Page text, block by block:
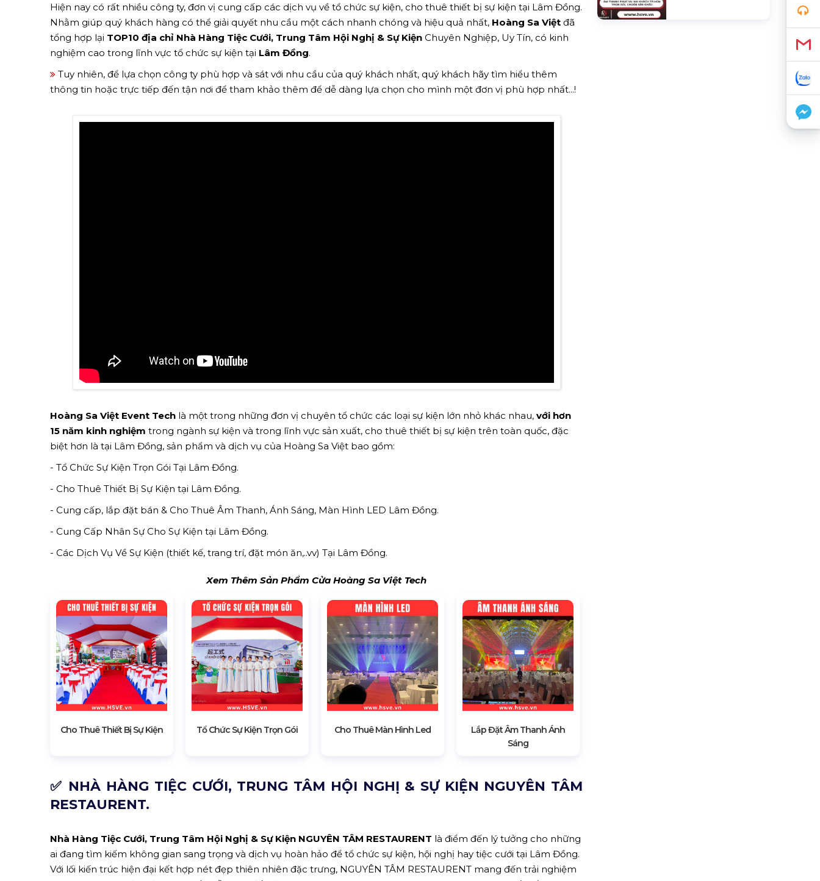
Hiện nay có rất nhiều công ty, đơn vị cung cấp các dịch vụ về tổ chức sự kiện, cho thuê thiết bị sự kiện tại Lâm Đồng.
Nhằm giúp quý khách hàng có thể giải quyết nhu cầu một cách nhanh chóng và hiệu quả nhất, Hoàng Sa Việt đã
tổng hợp lại TOP10 địa chỉ Nhà Hàng Tiệc Cưới, Trung Tâm Hội Nghị & Sự Kiện Chuyên Nghiệp, Uy Tín, có kinh
nghiệm cao trong lĩnh vực tổ chức sự kiện tại Lâm Đồng.
Tuy nhiên, để lựa chọn công ty phù hợp và sát với nhu cầu của quý khách nhất, quý khách hãy tìm hiểu thêm
thông tin hoặc trực tiếp đến tận nơi để tham khảo thêm để dễ dàng lựa chọn cho mình một đơn vị phù hợp nhất...!
Hoàng Sa Việt Event Tech là một trong những đơn vị chuyên tổ chức các loại sự kiện lớn nhỏ khác nhau, với hơn
15 năm kinh nghiệm trong ngành sự kiện và trong lĩnh vực sản xuất, cho thuê thiết bị sự kiện trên toàn quốc, đặc
biệt hơn là tại Lâm Đồng, sản phẩm và dịch vụ của Hoàng Sa Việt bao gồm:
- Tổ Chức Sự Kiện Trọn Gói Tại Lâm Đồng.
- Cho Thuê Thiết Bị Sự Kiện tại Lâm Đồng.
- Cung cấp, lắp đặt bán & Cho Thuê Âm Thanh, Ánh Sáng, Màn Hình LED Lâm Đồng.
- Cung Cấp Nhân Sự Cho Sự Kiện tại Lâm Đồng.
- Các Dịch Vụ Về Sự Kiện (thiết kế, trang trí, đặt món ăn,..vv) Tại Lâm Đồng.
Xem Thêm Sản Phẩm Cửa Hoàng Sa Việt Tech
Cho Thuê Thiết Bị Sự Kiện Tổ Chức Sự Kiện Trọn Gói Cho Thuê Màn Hình Led
Lắp Đặt Âm Thanh Ánh
Sáng
✅ NHÀ HÀNG TIỆC CƯỚI, TRUNG TÂM HỘI NGHỊ & SỰ KIỆN NGUYÊN TÂM
RESTAURENT.
Nhà Hàng Tiệc Cưới, Trung Tâm Hội Nghị & Sự Kiện NGUYÊN TÂM RESTAURENT là điểm đến lý tưởng cho những
ai đang tìm kiếm không gian sang trọng và dịch vụ hoàn hảo để tổ chức sự kiện, hội nghị hay tiệc cưới tại Lâm Đồng.
Với lối kiến trúc hiện đại kết hợp nét đẹp thiên nhiên đặc trưng, NGUYÊN TÂM RESTAURENT mang đến trải nghiệm